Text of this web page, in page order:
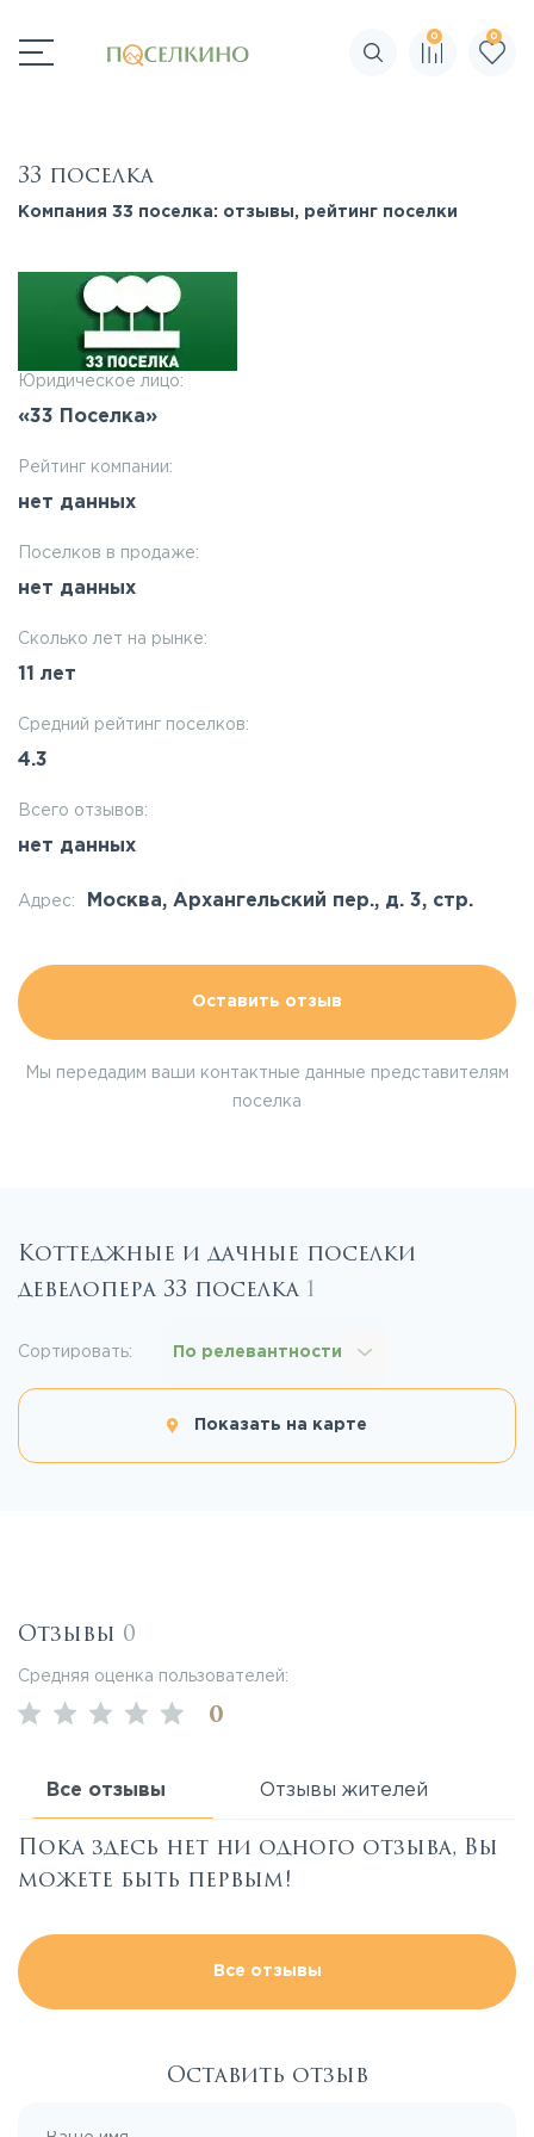
Поиск по сайту
0 0
33 поселка
Компания 33 поселка: отзывы, рейтинг поселки
Юридическое лицо:
«33 Поселка»
Рейтинг компании:
нет данных
Поселков в продаже:
нет данных
Сколько лет на рынке:
11 лет
Средний рейтинг поселков:
4.3
Всего отзывов:
нет данных
Адрес: Москва, Архангельский пер., д. 3, стр.
Оставить отзыв
Мы передадим ваши контактные данные представителям
поселка
Коттеджные и дачные поселки
девелопера 33 поселка 1
Показать на карте
Сортировать: По релевантности
Отзывы 0
Средняя оценка пользователей:
0
Все отзывы Отзывы жителей
Пока здесь нет ни одного отзыва, Вы
можете быть первым!
Все отзывы
Оставить отзыв